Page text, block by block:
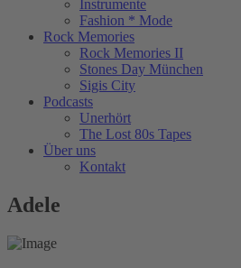
Instrumente
Fashion * Mode
Rock Memories
Rock Memories II
Stones Day München
Sigis City
Podcasts
Unerhört
The Lost 80s Tapes
Über uns
Kontakt
Adele